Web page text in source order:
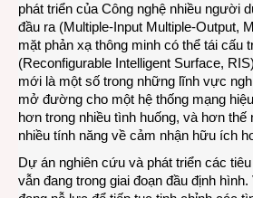
phát triển của Công nghệ nhiều người
đầu ra (Multiple-Input Multiple-Output,
mặt phản xạ thông minh có thể tái cấu
(Reconfigurable Intelligent Surface,
mới là một số trong những lĩnh vực
mở đường cho một hệ thống mạng
hơn trong nhiều tình huống, và hơn
nhiều tính năng về cảm nhận hữu ích
Dự án nghiên cứu và phát triển các
vẫn đang trong giai đoạn đầu định